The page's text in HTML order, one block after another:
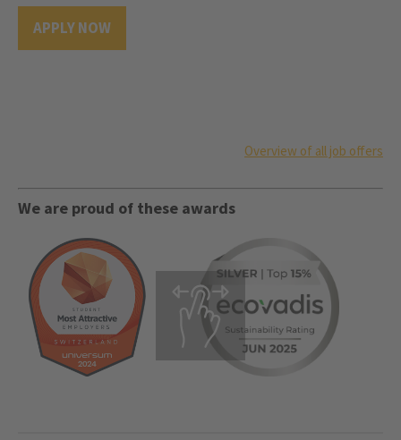
APPLY NOW
Overview of all job offers
We are proud of these awards